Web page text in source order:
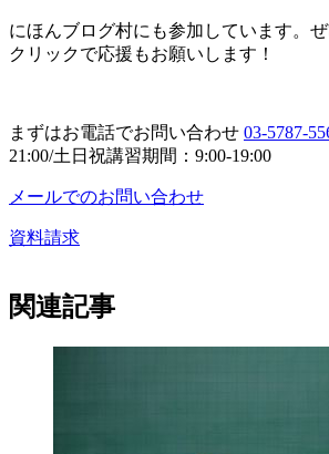
にほんブログ村にも参加しています。
クリックで応援もお願いします！
まずはお電話でお問い合わせ 03-5787-
21:00/土日祝講習期間：9:00-19:00
メールでのお問い合わせ
資料請求
関連記事